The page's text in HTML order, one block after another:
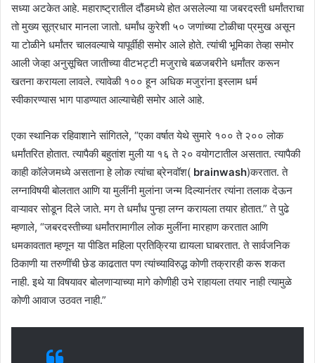
सध्या अटकेत आहे. महाराष्ट्रातील दौंडमध्ये होत असलेल्या या जबरदस्ती धर्मांतराचा
तो मुख्य सूत्रधार मानला जातो. धर्मांध कुरेशी ५० जणांच्या टोळीचा प्रमुख असून
या टोळीने धर्मांतर चालवल्याचे यापूर्वीही समोर आले होते. त्यांची भूमिका तेव्हा समोर
आली जेव्हा अनुसूचित जातीच्या वीटभट्टी मजुराचे बळजबरीने धर्मांतर करून
खतना करायला लावले. त्यावेळी १०० हून अधिक मजुरांना इस्लाम धर्म
स्वीकारण्यास भाग पाडण्यात आल्याचेही समोर आले आहे.
एका स्थानिक रहिवाशाने सांगितले, “एका वर्षात येथे सुमारे १०० ते २०० लोक
धर्मांतरित होतात. त्यापैकी बहुतांश मुली या १६ ते २० वयोगटातील असतात. त्यापैकी
काही कॉलेजमध्ये असताना हे लोक त्यांचा ब्रेनवॉश( brainwash)करतात. ते
लग्नाविषयी बोलतात आणि या मुलींनी मुलांना जन्म दिल्यानंतर त्यांना तलाक देऊन
वाऱ्यावर सोडून दिले जाते. मग ते धर्मांध पुन्हा लग्न करायला तयार होतात.” ते पुढे
म्हणाले, “जबरदस्तीच्या धर्मांतरामागील लोक मुलींना मारहाण करतात आणि
धमकावतात म्हणून या पीडित महिला प्रतिक्रिया द्यायला घाबरतात. ते सार्वजनिक
ठिकाणी या तरुणींची छेड काढतात पण त्यांच्याविरुद्ध कोणी तक्रारही करू शकत
नाही. इथे या विषयावर बोलणाऱ्याच्या मागे कोणीही उभे राहायला तयार नाही त्यामुळे
कोणी आवाज उठवत नाही.”